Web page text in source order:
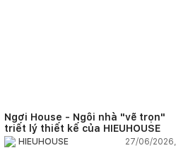
Ngơi House - Ngôi nhà "vẽ trọn"
triết lý thiết kế của HIEUHOUSE
HIEUHOUSE
27/06/2026,